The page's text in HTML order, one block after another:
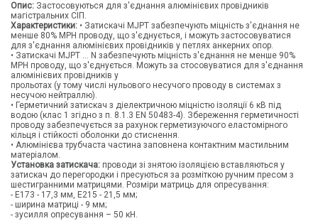
Опис: Застосовуються для з'єднання алюмінієвих провідників
магістральних СІП.
Характеристики: • Затискачі MJPT забезпечують міцність з'єднання не
менше 80% МРН проводу, що з'єднується, і можуть застосовуватися
для з'єднання алюмінієвих провідників у петлях анкерних опор.
• Затискачі MJPT ... N забезпечують міцність з'єднання не менше 90%
МРН проводу, що з'єднується. Можуть за стосовуватися для з'єднання
алюмінієвих провідників у
прольотах (у тому числі нульового несучого проводу в системах з
несучою нейтраллю).
• Герметичний затискач з діелектричною міцністю ізоляції 6 кВ під
водою (клас 1 згідно з п. 8.1.3 EN 50483-4). Збереження герметичності
проводу забезпечується за рахунок герметизуючого еластомірного
кільця і стійкості оболонки до стиснення.
• Алюмінієва трубчаста частина заповнена контактним мастильним
матеріалом.
Установка затискача: проводи зі знятою ізоляцією вставляються у
затискач до перегородки і пресуються за розміткою ручним пресом з
шестигранними матрицями. Розміри матриць для опресування:
- Е173 - 17,3 мм, Е215 - 21,5 мм;
- ширина матриці - 9 мм;
- зусилля опресування – 50 кН.